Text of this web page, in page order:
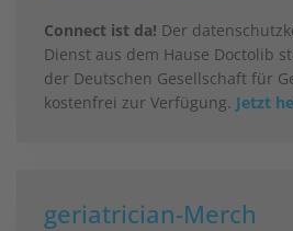
Connect ist da! Der
Dienst aus dem Hause Doctolib
der Deutschen Gesellschaft für
kostenfrei zur Verfügung. Jetzt
geriatrician-Merch